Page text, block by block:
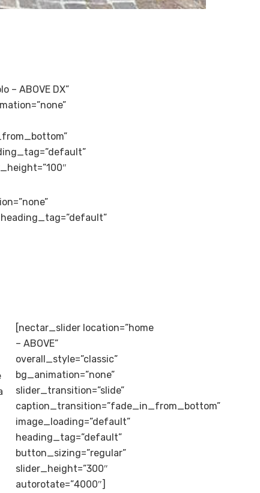
– ABOVE DX”
[nectar_slider location=”home
– ABOVE”
overall_style=”classic”
bg_animation=”none”
slider_transition=”slide”
caption_transition=”fade_in_from_bottom”
image_loading=”default”
heading_tag=”default”
button_sizing=”regular”
slider_height=”300″
autorotate=”4000″]